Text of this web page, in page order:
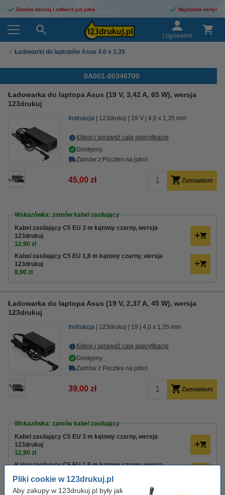
Pliki cookie w 123drukuj.pl
Aby zakupy w 123drukuj.pl były jak
Zamów dzisiaj i odbierz już jutro Najniższe ceny!
Logowanie
Ładowarki do laptopów Asus 4.0 x 1.35
0A001-00346700
Ładowarka do laptopa Asus (19 V, 3,42 A, 65 W), wersja
123drukuj
Instrukcja 123drukuj 19 V 4,0 x 1,35 mm
Kliknij i sprawdź całą specyfikacje
Dostępny
Zamów z Pocztex na jutro!
45,00 zł Zamawiam
Wskazówka: zamów kabel zasilający
Kabel zasilający C5 EU 3 m kątowy czarny, wersja
123drukuj
12,90 zł
Kabel zasilający C5 EU 1,8 m kątowy czarny, wersja
123drukuj
8,90 zł
Ładowarka do laptopa Asus (19 V, 2,37 A, 45 W), wersja
123drukuj
Instrukcja 123drukuj 19 4,0 x 1,35 mm
Kliknij i sprawdź całą specyfikacje
Dostępny
Zamów z Pocztex na jutro!
39,00 zł Zamawiam
Wskazówka: zamów kabel zasilający
Kabel zasilający C5 EU 3 m kątowy czarny, wersja
123drukuj
12,90 zł
Kabel zasilający C5 EU 1,8 m kątowy czarny, wersja
8,90 zł